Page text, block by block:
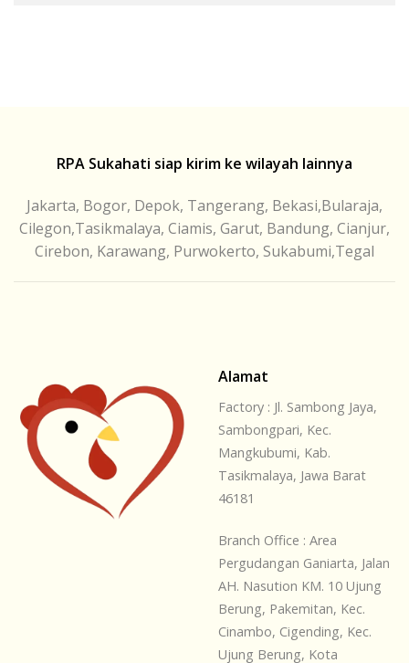
RPA Sukahati siap kirim ke wilayah lainnya
Jakarta, Bogor, Depok, Tangerang, Bekasi,Bularaja,
Cilegon,Tasikmalaya, Ciamis, Garut, Bandung, Cianjur,
Cirebon, Karawang, Purwokerto, Sukabumi,Tegal
Alamat
Factory : Jl. Sambong Jaya,
Sambongpari, Kec.
Mangkubumi, Kab.
Tasikmalaya, Jawa Barat
46181
Branch Office : Area
Pergudangan Ganiarta, Jalan
AH. Nasution KM. 10 Ujung
Berung, Pakemitan, Kec.
Cinambo, Cigending, Kec.
Ujung Berung, Kota